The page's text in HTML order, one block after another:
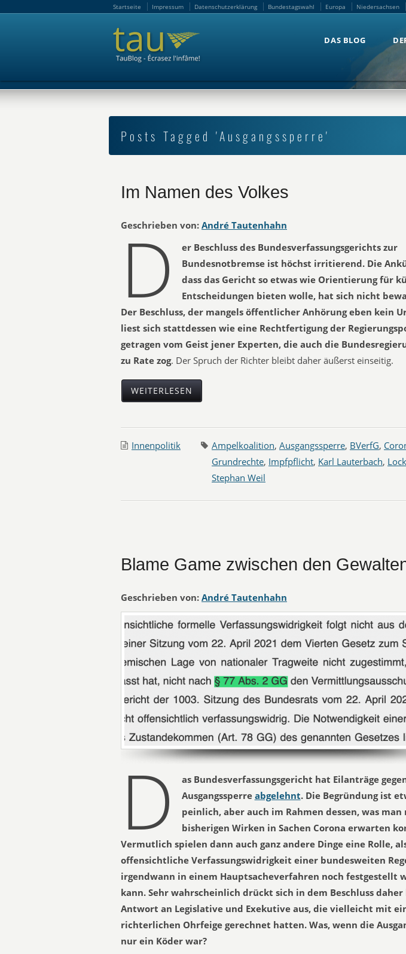
Startseite Impressum Datenschutzerklärung Bundestagswahl Europa Niedersachsen
DAS BLOG
Posts Tagged 'Ausgangssperre'
Im Namen des Volkes
Geschrieben von: André Tautenhahn
D
er Beschluss des Bundesverfassungsgerichts zur
Bundesnotbremse ist höchst irritierend. Die
dass das Gericht so etwas wie Orientierung für
Entscheidungen bieten wolle, hat sich nicht
Der Beschluss, der mangels öffentlicher Anhörung eben kein
liest sich stattdessen wie eine Rechtfertigung der
getragen vom Geist jener Experten, die auch die
zu Rate zog. Der Spruch der Richter bleibt daher äußerst einseitig.
WEITERLESEN
Innenpolitik Ampelkoalition, Ausgangssperre, BVerfG,
Grundrechte, Impfpflicht, Karl Lauterbach,
Stephan Weil
Blame Game zwischen den
Geschrieben von: André Tautenhahn
D
as Bundesverfassungsgericht hat Eilanträge
Ausgangssperre abgelehnt. Die Begründung ist
peinlich, aber auch im Rahmen dessen, was man
bisherigen Wirken in Sachen Corona erwarten
Vermutlich spielen dann auch ganz andere Dinge eine Rolle,
offensichtliche Verfassungswidrigkeit einer bundesweiten
irgendwann in einem Hauptsacheverfahren noch festgestellt
kann. Sehr wahrscheinlich drückt sich in dem Beschluss
Antwort an Legislative und Exekutive aus, die vielleicht mit
richterlichen Ohrfeige gerechnet hatten. Was, wenn die
nur ein Köder war?
Startseite Impressum Datenschutzerklärung Bundestagswahl Europa Niedersachsen
DAS BLOG